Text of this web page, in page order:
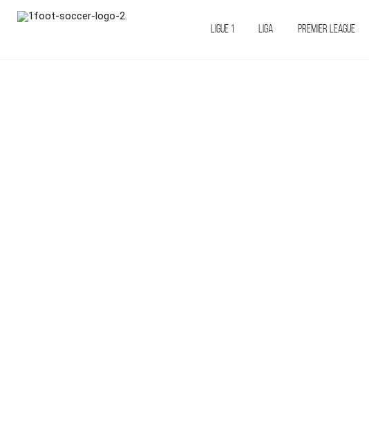
LIGUE 1 LIGA PREMIER LEAGUE